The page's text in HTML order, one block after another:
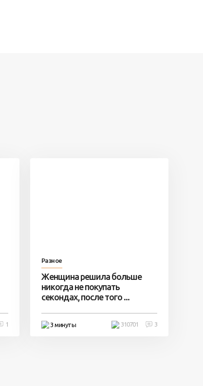
1
Разное
Женщина решила больше
никогда не покупать
секондах, после того ...
3 минуты 3
310701